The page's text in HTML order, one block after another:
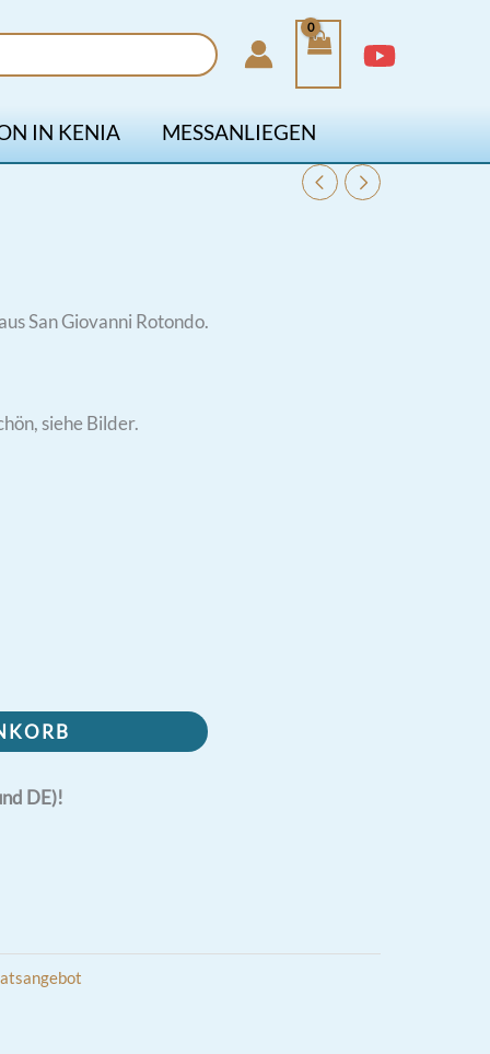
IN KENIA MESSANLIEGEN
San Giovanni Rotondo.
siehe Bilder.
DE)!